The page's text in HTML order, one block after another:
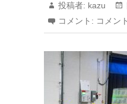
投稿者: kazu
コメント: コメン